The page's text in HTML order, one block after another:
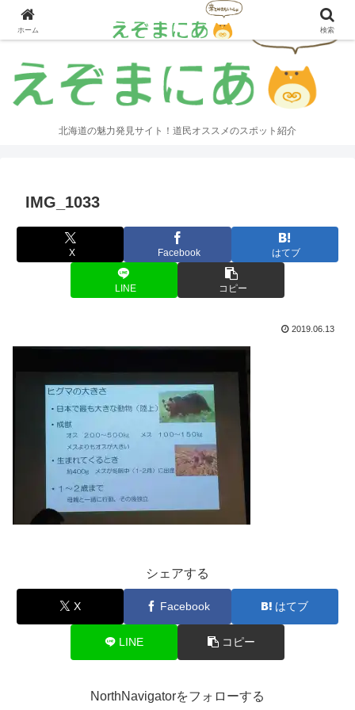
北海道の魅力発見サイト！道民オススメのスポット紹介
IMG_1033
X Facebook はてブ
LINE コピー
2019.06.13
シェアする
X Facebook はてブ
LINE コピー
NorthNavigatorをフォローする
ホーム 検索